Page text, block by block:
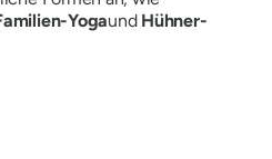
Yogaund Hühner-